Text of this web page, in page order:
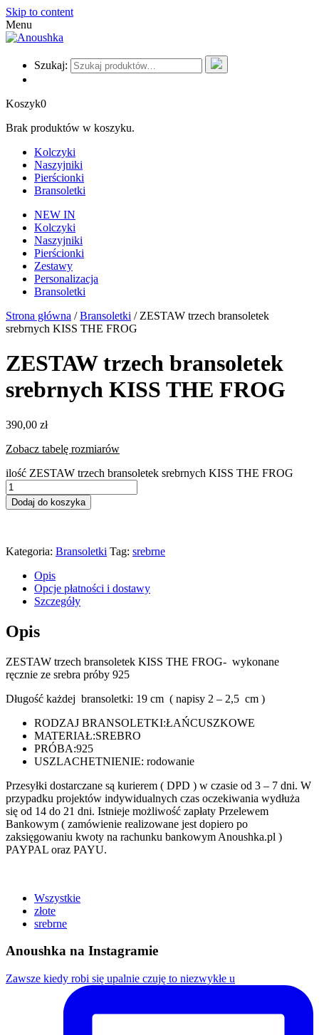
Skip to content
Menu
Szukaj:
Koszyk0
Brak produktów w koszyku.
Kolczyki
Naszyjniki
Pierścionki
Bransoletki
NEW IN
Kolczyki
Naszyjniki
Pierścionki
Zestawy
Personalizacja
Bransoletki
Strona główna /Bransoletki / ZESTAW trzech bransoletek
srebrnych KISS THE FROG
ZESTAW trzech bransoletek
srebrnych KISS THE FROG
390,00 zł
Zobacz tabelę rozmiarów
ilość ZESTAW trzech bransoletek srebrnych KISS THE FROG
Dodaj do koszyka
Kategoria: Bransoletki Tag: srebrne
Opis
Opcje płatności i dostawy
Szczegóły
Opis
ZESTAW trzech bransoletek KISS THE FROG- wykonane
ręcznie ze srebra próby 925
Długość każdej bransoletki: 19 cm ( napisy 2 – 2,5 cm )
RODZAJ BRANSOLETKI:ŁAŃCUSZKOWE
MATERIAŁ:SREBRO
PRÓBA:925
USZLACHETNIENIE: rodowanie
Przesyłki dostarczane są kurierem ( DPD ) w czasie od 3 – 7 dni. W
przypadku projektów indywidualnych czas oczekiwania wydłuża
się od 14 do 21 dni. Istnieje możliwość zapłaty Przelewem
Bankowym ( zamówienie realizowane jest dopiero po
zaksięgowaniu kwoty na rachunku bankowym Anoushka.pl )
PAYPAL oraz PAYU.
Wszystkie
złote
srebrne
Anoushka na Instagramie
Zawsze kiedy robi się upalnie czuję to niezwykłe u